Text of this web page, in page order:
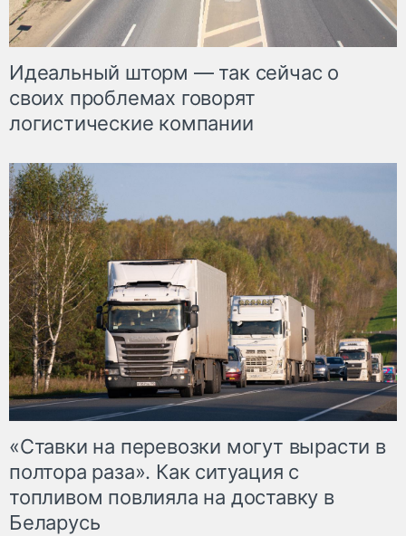
Идеальный шторм — так сейчас о
своих проблемах говорят
логистические компании
«Ставки на перевозки могут вырасти в
полтора раза». Как ситуация с
топливом повлияла на доставку в
Беларусь